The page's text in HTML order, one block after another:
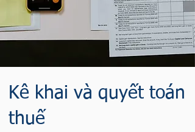
Kê khai và quyết toán
thuế